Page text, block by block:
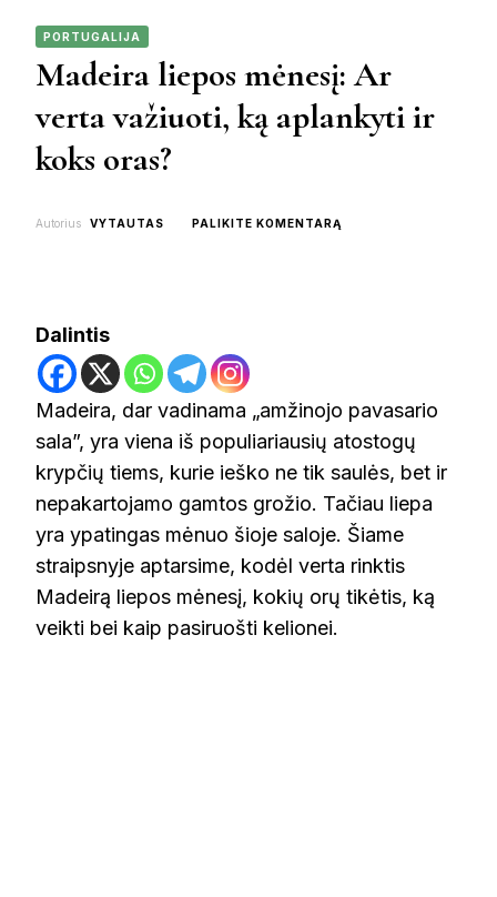
PORTUGALIJA
Madeira liepos mėnesį: Ar
verta važiuoti, ką aplankyti ir
koks oras?
Autorius VYTAUTAS PALIKITE KOMENTARĄ
KOKS
ORAS?
Dalintis
Madeira, dar vadinama „amžinojo pavasario
sala”, yra viena iš populiariausių atostogų
krypčių tiems, kurie ieško ne tik saulės, bet ir
nepakartojamo gamtos grožio. Tačiau liepa
yra ypatingas mėnuo šioje saloje. Šiame
straipsnyje aptarsime, kodėl verta rinktis
Madeirą liepos mėnesį, kokių orų tikėtis, ką
veikti bei kaip pasiruošti kelionei.